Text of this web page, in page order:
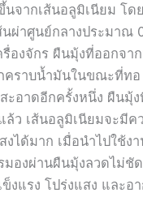
นจากเส้นอลูมิเนียม โด
นผ่าศูนย์กลางประมาณ
องจักร ผืนมุ้งที่ออกจา
คราบน้ำมันในขณะที่ทอ
ะอาดอีกครั้งหนึ่ง ผืนมุ้
ล้ว เส้นอลูมิเนียมจะมี
ได้มาก เมื่อนำไปใช้ง
มองผ่านผืนมุ้งลวดไม่ชั
งแรง โปร่งแสง และอ